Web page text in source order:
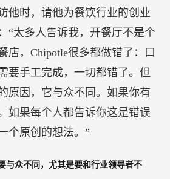
他时，请他为餐饮行业的创业
“太多人告诉我，开餐厅不是个
店，Chipotle很多都做错了：口
要手工完成，一切都错了。但
原因，它与众不同。如果你有
如果每个人都告诉你这是错误
个原创的想法。”
与众不同，尤其是要和行业领导者不